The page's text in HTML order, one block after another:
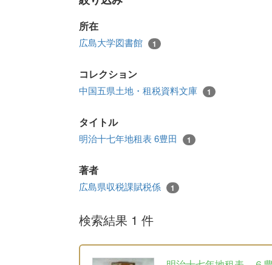
所在
広島大学図書館 1
コレクション
中国五県土地・租税資料文庫 1
タイトル
明治十七年地租表 6豊田 1
著者
広島県収税課賦税係 1
検索結果 1 件